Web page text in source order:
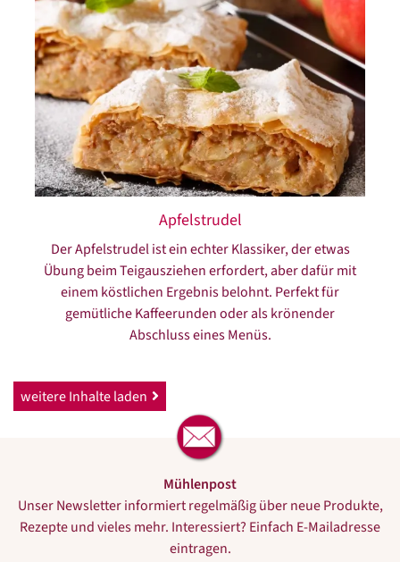
Apfelstrudel
Der Apfelstrudel ist ein echter Klassiker, der etwas
Übung beim Teigausziehen erfordert, aber dafür mit
einem köstlichen Ergebnis belohnt. Perfekt für
gemütliche Kaffeerunden oder als krönender
Abschluss eines Menüs.
weitere Inhalte laden
Mühlenpost
Unser Newsletter informiert regelmäßig über neue Produkte,
Rezepte und vieles mehr. Interessiert? Einfach E-Mailadresse
eintragen.